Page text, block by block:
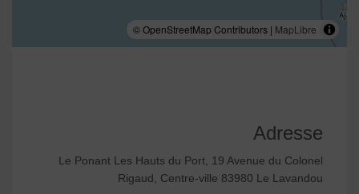
© OpenStreetMap Contributors | MapLibre
Adresse
Le Ponant Les Hauts du Port, 19 Avenue du Colonel
Rigaud, Centre-ville 83980 Le Lavandou